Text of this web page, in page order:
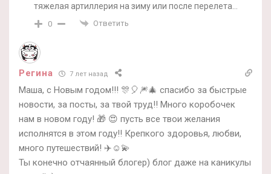
тяжелая артиллерия на зиму или после перелета…
0 Ответить
Регина 7 лет назад
Маша, с Новым годом!!! 🎊🎈🎆🎄 спасибо за быстрые
новости, за посты, за твой труд!! Много коробочек
нам в новом году! 🎁 😍 пусть все твои желания
исполнятся в этом году!! Крепкого здоровья, любви,
много путешествий! ✈️☺️💫
Ты конечно отчаянный блогер) блог даже на каникулы